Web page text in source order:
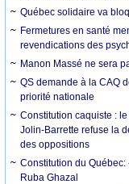
Québec solidaire va
Fermetures en santé
revendications des
Manon Massé ne sera
QS demande à la CAQ
priorité nationale
Constitution caquiste :
Jolin-Barrette refuse la
des oppositions
Constitution du Québec:
Ruba Ghazal